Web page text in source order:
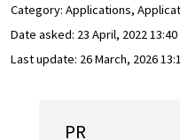
Category: Applications,
Date asked: 23 April, 2022 13:40
Last update: 26 March, 2026
PR